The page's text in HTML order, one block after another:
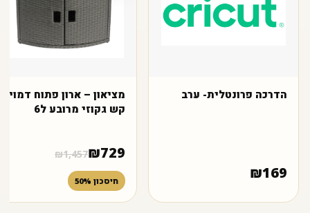
הדרכה פרונטלית- ערב
₪169
מציאון – ארון פתוח דמוי
קש גקוזי מרובע ל6
₪729
₪1,457
חיסכון 50%